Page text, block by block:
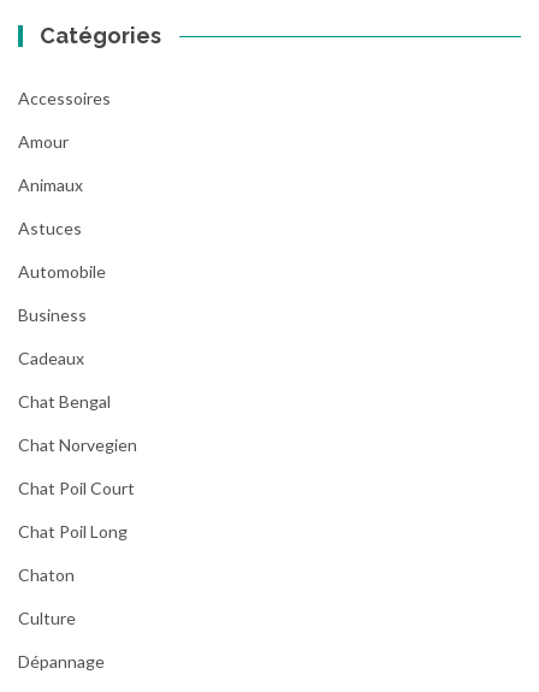
Catégories
Accessoires
Amour
Animaux
Astuces
Automobile
Business
Cadeaux
Chat Bengal
Chat Norvegien
Chat Poil Court
Chat Poil Long
Chaton
Culture
Dépannage